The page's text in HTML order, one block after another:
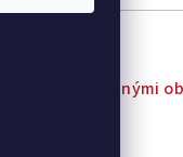
všeobecnými